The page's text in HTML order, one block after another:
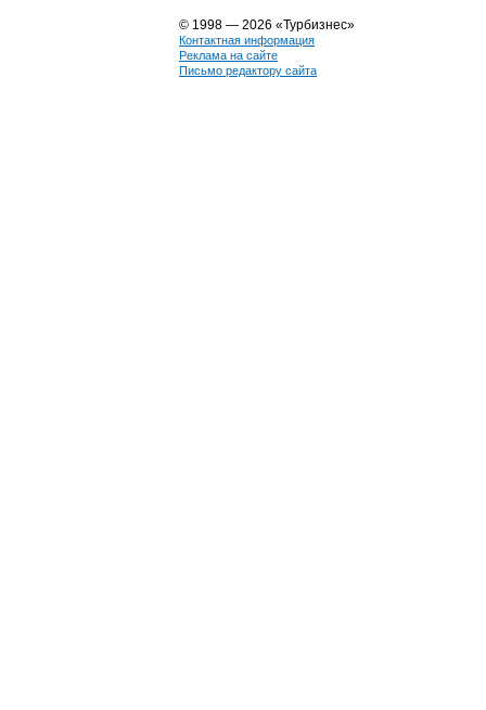
© 1998 — 2026 «Турбизнес»
Контактная информация
Реклама на сайте
Письмо редактору сайта